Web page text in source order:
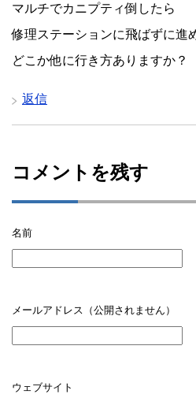
マルチでカニプティ倒したら
修理ステーションに飛ばずに進
どこか他に行き方ありますか？
返信
コメントを残す
名前
メールアドレス（公開されません）
ウェブサイト